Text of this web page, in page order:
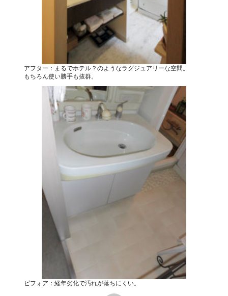
アフター：まるでホテル？のようなラグジュアリーな空間。
もちろん使い勝手も抜群。
ビフォア：経年劣化で汚れが落ちにくい。